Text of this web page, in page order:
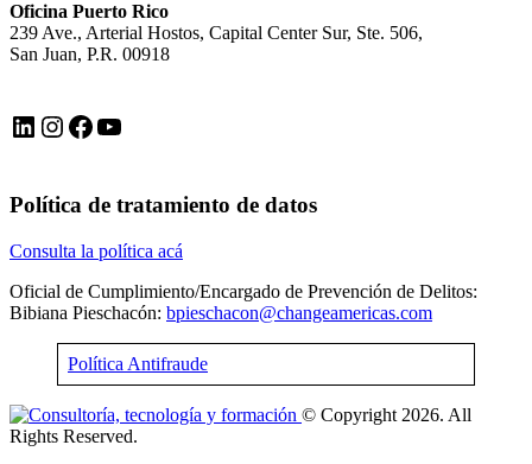
Oficina Puerto Rico
239 Ave., Arterial Hostos, Capital Center Sur, Ste. 506,
San Juan, P.R. 00918
LinkedIn Instagram Facebook YouTube
Política de tratamiento de datos
Consulta la política acá
Oficial de Cumplimiento/Encargado de Prevención de Delitos:
Bibiana Pieschacón: bpieschacon@changeamericas.com
Política Antifraude
© Copyright 2026. All
Rights Reserved.